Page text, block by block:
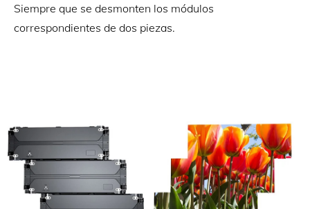
Siempre que se desmonten los módulos
correspondientes de dos piezas.